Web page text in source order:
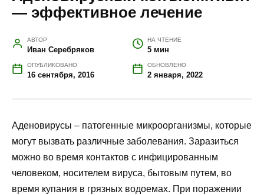
— эффективное лечение
АВТОР
Иван Серебряков
НА ЧТЕНИЕ
5 мин
ОПУБЛИКОВАНО
16 сентября, 2016
ОБНОВЛЕНО
2 января, 2022
Аденовирусы – патогенные микроорганизмы, которые
могут вызвать различные заболевания. Заразиться
можно во время контактов с инфицированным
человеком, носителем вируса, бытовым путем, во
время купания в грязных водоемах. При поражении